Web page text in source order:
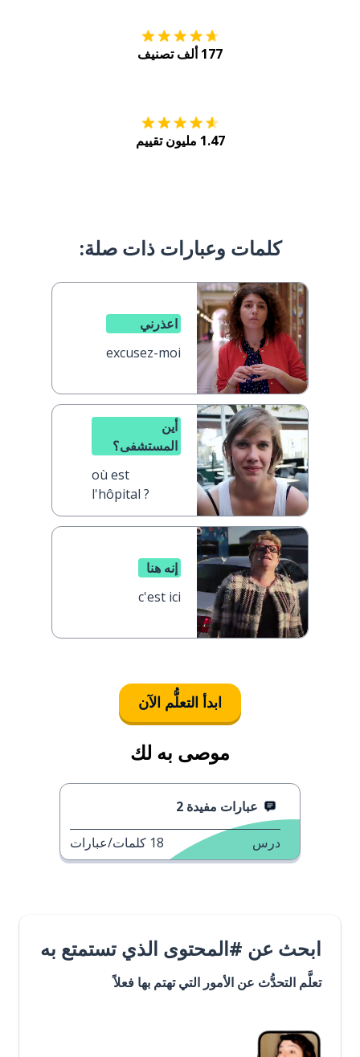
177 ألف تصنيف
1.47 مليون تقييم
كلمات وعبارات ذات صلة:
اعذرني
excusez-moi
أين
المستشفى؟
où est
l'hôpital ?
إنه هنا
c'est ici
ابدأ التعلُّم الآن
موصى به لك
عبارات مفيدة 2
درس 18 كلمات/عبارات
ابحث عن #المحتوى الذي تستمتع به
تعلَّم التحدُّث عن الأمور التي تهتم بها فعلاً